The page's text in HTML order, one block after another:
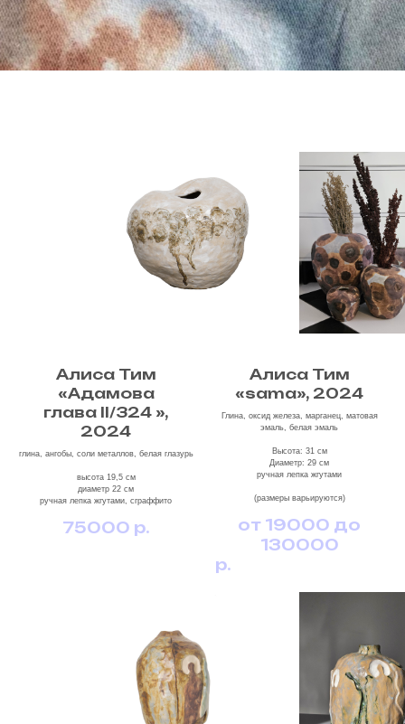
Алиса Тим
«Адамова
глава II/324 »,
2024
глина, ангобы, соли металлов, белая глазурь
высота 19,5 см
диаметр 22 см
ручная лепка жгутами, сграффито
75000 р.
Алиса Тим
«sama», 2024
Глина, оксид железа, марганец, матовая
эмаль, белая эмаль
Высота: 31 см
Диаметр: 29 см
ручная лепка жгутами
(размеры варьируются)
от 19000 до
130000
р.